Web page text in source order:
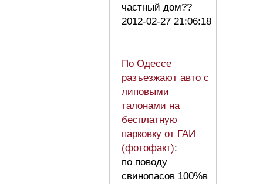
частный дом??
2012-02-27 21:06:18
По Одессе
разъезжают авто с
липовыми
талонами на
бесплатную
парковку от ГАИ
(фотофакт):
по поводу
свинопасов 100%в